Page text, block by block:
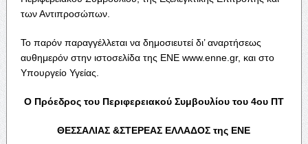
των Αντιπροσώπων.
Το παρόν παραγγέλλεται να δημοσιευτεί δι’ αναρτήσεως
αυθημερόν στην ιστοσελίδα της ΕΝΕ www.enne.gr, και στο
Υπουργείο Υγείας.
Ο Πρόεδρος του Περιφερειακού Συμβουλίου του 4ου ΠΤ
ΘΕΣΣΑΛΙΑΣ &ΣΤΕΡΕΑΣ ΕΛΛΑΔΟΣ της ΕΝΕ